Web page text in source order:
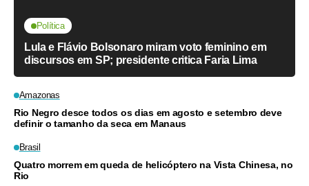
Política
Lula e Flávio Bolsonaro miram voto feminino em
discursos em SP; presidente critica Faria Lima
Amazonas
Rio Negro desce todos os dias em agosto e setembro deve
definir o tamanho da seca em Manaus
Brasil
Quatro morrem em queda de helicóptero na Vista Chinesa, no
Rio